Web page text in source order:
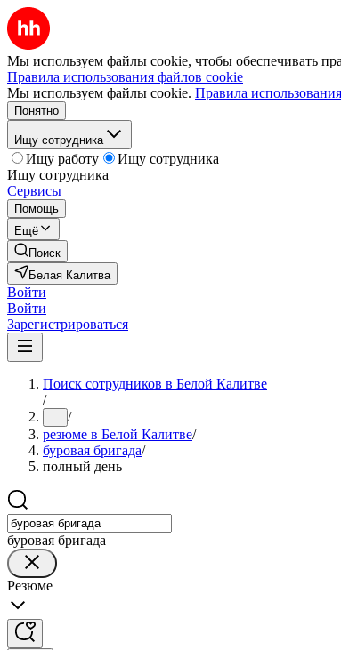
Мы используем файлы cookie, чтобы обеспечивать
Правила использования файлов cookie
Мы используем файлы cookie. Правила
Понятно
Ищу сотрудника
Ищу работу
Ищу сотрудника
Ищу сотрудника
Сервисы
Помощь
Ещё
Поиск
Белая Калитва
Войти
Войти
Зарегистрироваться
Поиск сотрудников в Белой Калитве
/
... /
резюме в Белой Калитве/
буровая бригада/
полный день
буровая бригада
Резюме